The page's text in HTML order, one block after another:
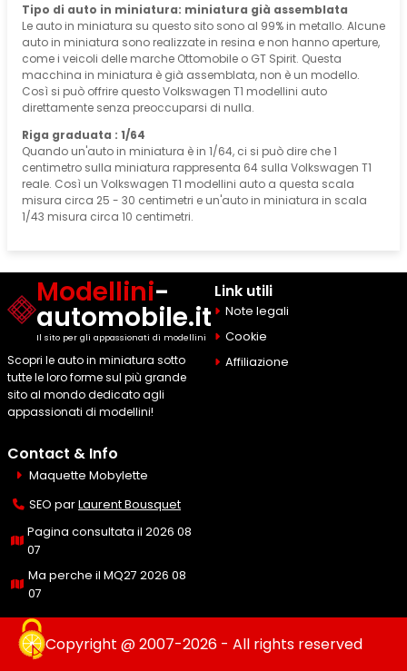
Tipo di auto in miniatura: miniatura già assemblata
Le auto in miniatura su questo sito sono al 99% in metallo. Alcune
auto in miniatura sono realizzate in resina e non hanno aperture,
come i veicoli delle marche Ottomobile o GT Spirit. Questa
macchina in miniatura è già assemblata, non è un modello.
Così si può offrire questo Volkswagen T1 modellini auto
direttamente senza preoccuparsi di nulla.
Riga graduata : 1/64
Quando un'auto in miniatura è in 1/64, ci si può dire che 1
centimetro sulla miniatura rappresenta 64 sulla Volkswagen T1
reale. Così un Volkswagen T1 modellini auto a questa scala
misura circa 25 - 30 centimetri e un'auto in miniatura in scala
1/43 misura circa 10 centimetri.
Modellini-
automobile.it
Il sito per gli appassionati di modellini
Scopri le auto in miniatura sotto
tutte le loro forme sul più grande
sito al mondo dedicato agli
appassionati di modellini!
Link utili
Note legali
Cookie
Affiliazione
Contact & Info
Maquette Mobylette
SEO parLaurent Bousquet
Pagina consultata il 2026 08
07
Ma perche il MQ27 2026 08
07
Copyright @ 2007-2026 - All rights reserved